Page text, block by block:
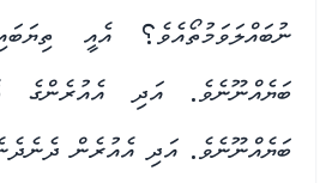
ނުބައްލަވަމުތޯއެވެ؟ އެއީ
ބަޔެއްނޫނެވެ. އަދި އެއުރެންގެ
ބަޔެއްނޫނެވެ. އަދި އެއުރެން